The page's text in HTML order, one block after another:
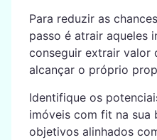
Para reduzir as
passo é atrair aqueles
conseguir extrair valor
alcançar o próprio
Identifique os
imóveis com fit na sua
objetivos alinhados